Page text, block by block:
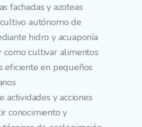
fachadas y azoteas
autónomo de
hidro y acuaponía
como cultivar alimentos
eficiente en pequeños
actividades y acciones
conocimiento y